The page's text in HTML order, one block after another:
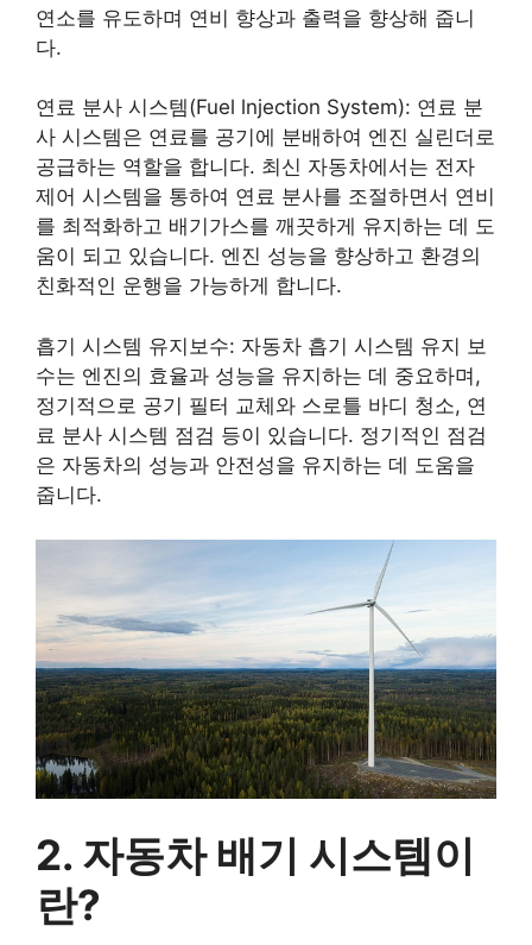
연소를 유도하며 연비 향상과 출력을 향상해 줍니
다.
연료 분사 시스템(Fuel lnjection System): 연료 분
사 시스템은 연료를 공기에 분배하여 엔진 실린더로
공급하는 역할을 합니다. 최신 자동차에서는 전자
제어 시스템을 통하여 연료 분사를 조절하면서 연비
를 최적화하고 배기가스를 깨끗하게 유지하는 데 도
움이 되고 있습니다. 엔진 성능을 향상하고 환경의
친화적인 운행을 가능하게 합니다.
흡기 시스템 유지보수: 자동차 흡기 시스템 유지 보
수는 엔진의 효율과 성능을 유지하는 데 중요하며,
정기적으로 공기 필터 교체와 스로틀 바디 청소, 연
료 분사 시스템 점검 등이 있습니다. 정기적인 점검
은 자동차의 성능과 안전성을 유지하는 데 도움을
줍니다.
2. 자동차 배기 시스템이
란?